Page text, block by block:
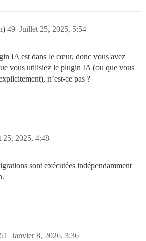
Juillet 25, 2025, 5:54
49
IA est dans le cœur, donc vous avez
vous utilisiez le plugin IA (ou que vous
n’est-ce pas ?
25, 2025, 4:48
sont exécutées indépendamment
Janvier 8, 2026, 3:36
51